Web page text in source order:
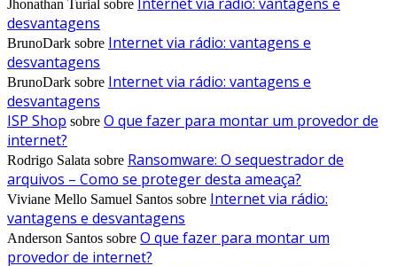
Jhonathan Turial sobre
desvantagens
BrunoDark sobre Internet via rádio: vantagens e
desvantagens
BrunoDark sobre Internet via rádio: vantagens e
desvantagens
ISP Shop sobre O que fazer para montar um provedor de
internet?
Rodrigo Salata sobre Ransomware: O sequestrador de
arquivos – Como se proteger desta ameaça?
Viviane Mello Samuel Santos sobre Internet via rádio:
vantagens e desvantagens
Anderson Santos sobre O que fazer para montar um
provedor de internet?